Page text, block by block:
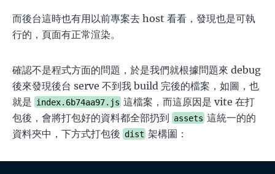
而後台這時也有用以前專案去 host 看看，發現也是可執
行的，頁面有正常渲染。
確認不是程式方面的問題，於是我們就根據問題來 debug
後來發現後台 serve 不到我 build 完後的檔案，如圖，也
就是 index.6b74aa97.js 這檔案，而這原因是 vite 在打
包後，會將打包好的資料都全部扔到 assets 這統一的的
資料夾中，下方式打包後 dist 架構圗：